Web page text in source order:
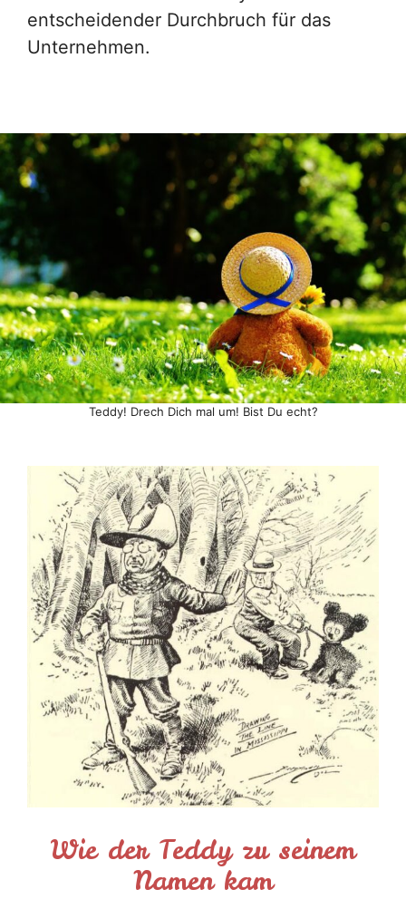
entscheidender Durchbruch für das
Unternehmen.
Teddy! Drech Dich mal um! Bist Du echt?
Wie der Teddy zu seinem
Namen kam